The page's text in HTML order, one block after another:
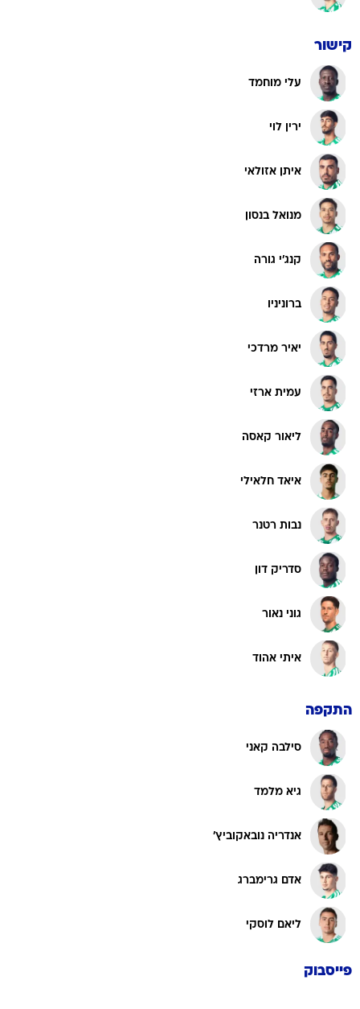
קישור
עלי מוחמד
ירין לוי
איתן אזולאי
מנואל בנסון
קנג'י גורה
ברוניניו
יאיר מרדכי
עמית ארזי
ליאור קאסה
איאד חלאילי
נבות רטנר
סדריק דון
גוני נאור
איתי אהוד
התקפה
סילבה קאני
גיא מלמד
אנדריה נובאקוביץ'
אדם גרימברג
ליאם לוסקי
פייסבוק